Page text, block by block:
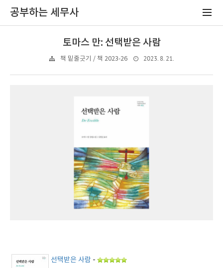
공부하는 세무사
토마스 만: 선택받은 사람
책 밑줄긋기 / 책 2023-26 2023. 8. 21.
선택받은 사람 -